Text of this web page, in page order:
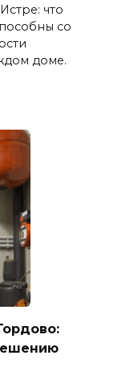
что
со
доме.